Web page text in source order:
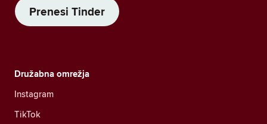
Prenesi Tinder
Družabna omrežja
Instagram
TikTok